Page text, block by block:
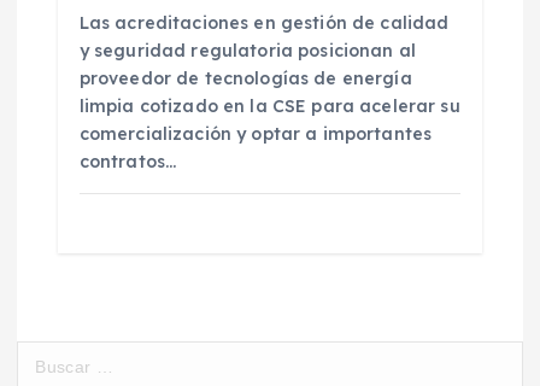
Las acreditaciones en gestión de calidad
y seguridad regulatoria posicionan al
proveedor de tecnologías de energía
limpia cotizado en la CSE para acelerar su
comercialización y optar a importantes
contratos…